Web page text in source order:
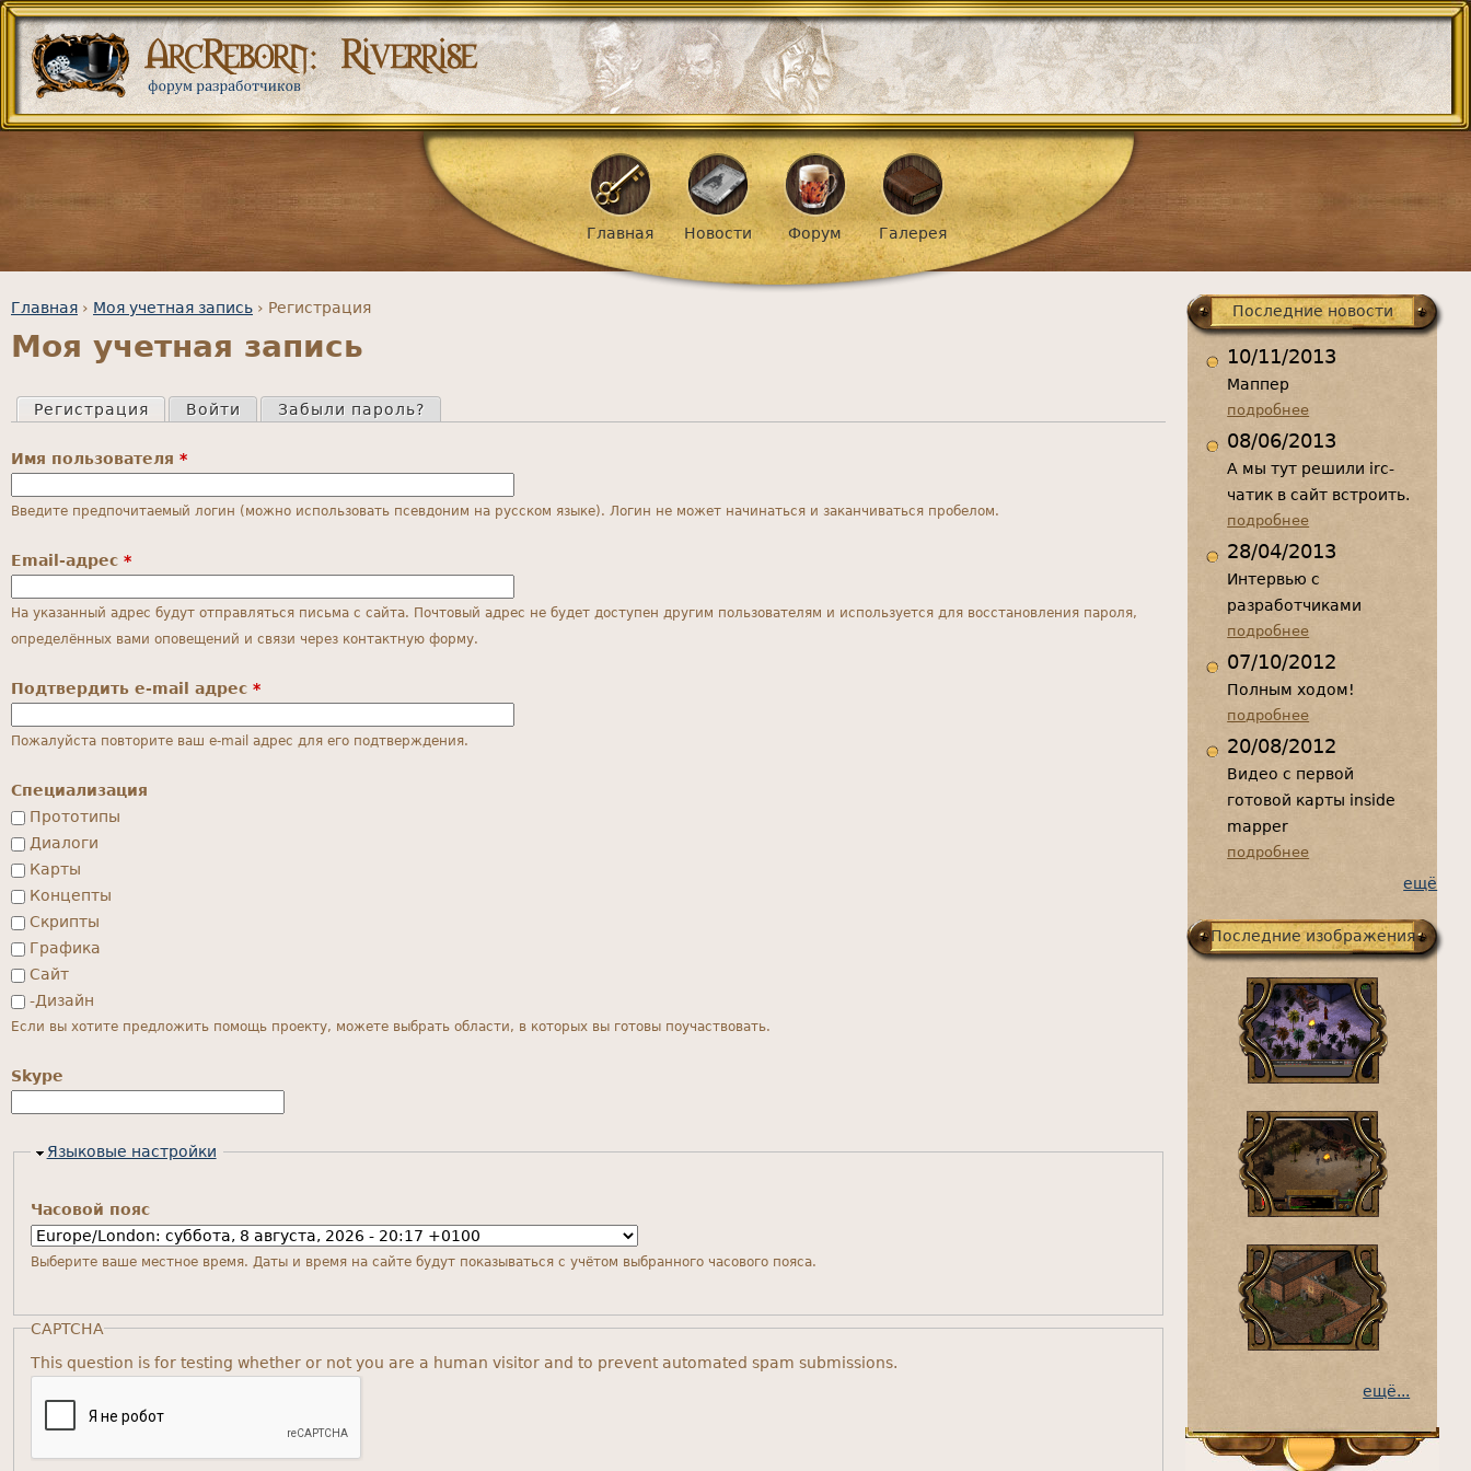
Jump to navigation
Вы здесь
Главная › Моя учетная запись › Регистрация
Моя учетная запись
Главные вкладки
Регистрация (активная вкладка)
Войти Забыли пароль?
Имя пользователя *
Введите предпочитаемый логин (можно использовать псевдоним на русском языке). Логин не может начинаться и заканчиваться пробелом.
Email-адрес *
На указанный адрес будут отправляться письма с сайта. Почтовый адрес не будет доступен другим пользователям и используется для восстановления пароля,
определённых вами оповещений и связи через контактную форму.
Подтвердить e-mail адрес *
Пожалуйста повторите ваш e-mail адрес для его подтверждения.
Специализация
Прототипы
Диалоги
Карты
Концепты
Скрипты
Графика
Сайт
-Дизайн
Если вы хотите предложить помощь проекту, можете выбрать области, в которых вы готовы поучаствовать.
Skype
Скрыть
Языковые настройки
Часовой пояс
Выберите ваше местное время. Даты и время на сайте будут показываться с учётом выбранного часового пояса.
CAPTCHA
This question is for testing whether or not you are a human visitor and to prevent automated spam submissions.
Главное меню
Главная Новости Форум Галерея
Последние новости
10/11/2013
Маппер
подробнее
08/06/2013
А мы тут решили irc-
чатик в сайт встроить.
подробнее
28/04/2013
Интервью с
разработчиками
подробнее
07/10/2012
Полным ходом!
подробнее
20/08/2012
Видео с первой
готовой карты inside
mapper
подробнее
ещё
Последние изображения
ещё...